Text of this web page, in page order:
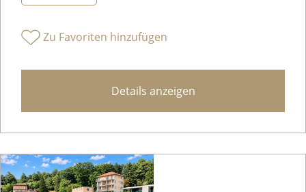
Zu Favoriten hinzufügen
Details anzeigen